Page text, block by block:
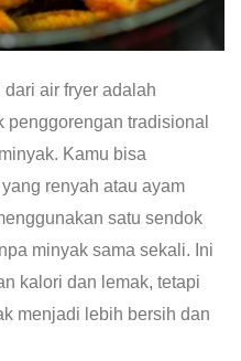
air fryer adalah
penggorengan tradisional
Kamu bisa
renyah atau ayam
satu sendok
minyak sama sekali. Ini
kalori dan lemak, tetapi
menjadi lebih bersih dan